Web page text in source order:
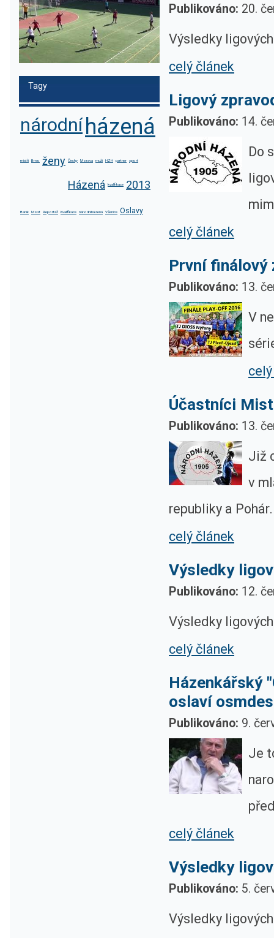
Tagy
národní házená
mistři Brno ženy Čechy Morava muži HZH partner sport
Házená kvalifikace 2013
Baník Most Reportáž Kvalifikace národníházená Všenice Oslavy
Publikováno: 20.
Výsledky
celý článek
Ligový
Publikováno: 14.
Do
celý článek
První finálový
Publikováno: 13.
V
Účastníci
Publikováno: 13.
Již
v
republiky a
celý článek
Výsledky
Publikováno: 12.
Výsledky
celý článek
Házenkářský
oslaví
Publikováno: 9.
Je
celý článek
Výsledky
Publikováno: 5.
Výsledky